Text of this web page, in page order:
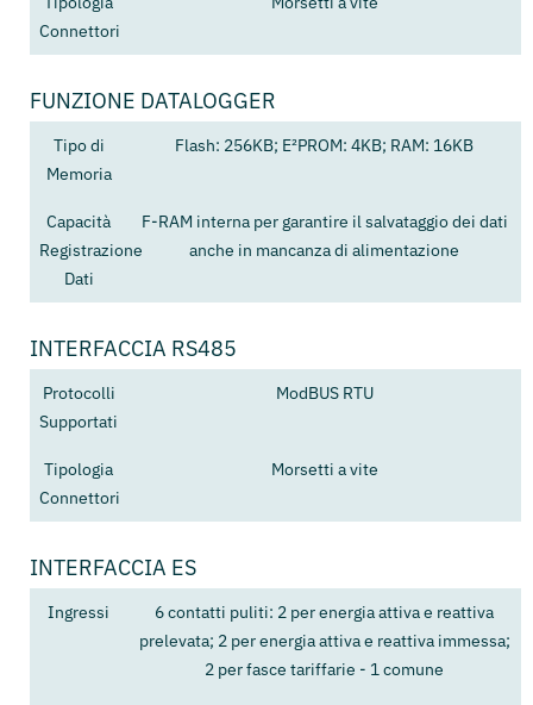
Connettori
FUNZIONE DATALOGGER
Tipo di
Memoria
Flash: 256KB; E²PROM: 4KB; RAM: 16KB
Capacità
Registrazione
Dati
F-RAM interna per garantire il salvataggio dei dati
anche in mancanza di alimentazione
INTERFACCIA RS485
Protocolli
Supportati
ModBUS RTU
Tipologia
Connettori
Morsetti a vite
INTERFACCIA ES
Ingressi
6 contatti puliti: 2 per energia attiva e reattiva
prelevata; 2 per energia attiva e reattiva immessa;
2 per fasce tariffarie - 1 comune